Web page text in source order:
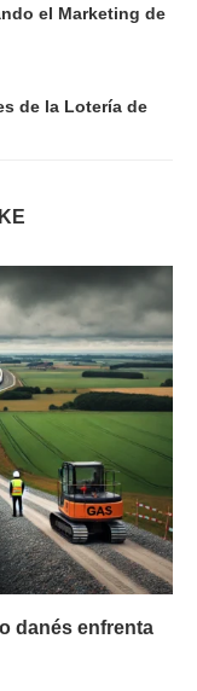
el Marketing de
de la Lotería de
danés enfrenta